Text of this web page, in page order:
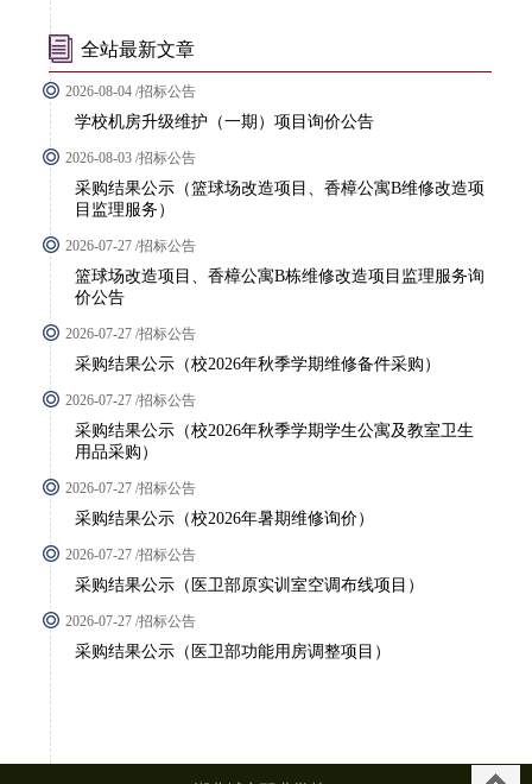
全站最新文章
2026-08-04 /招标公告
学校机房升级维护（一期）项目询价公告
2026-08-03 /招标公告
采购结果公示（篮球场改造项目、香樟公寓B维修改造项
目监理服务）
2026-07-27 /招标公告
篮球场改造项目、香樟公寓B栋维修改造项目监理服务询
价公告
2026-07-27 /招标公告
采购结果公示（校2026年秋季学期维修备件采购）
2026-07-27 /招标公告
采购结果公示（校2026年秋季学期学生公寓及教室卫生
用品采购）
2026-07-27 /招标公告
采购结果公示（校2026年暑期维修询价）
2026-07-27 /招标公告
采购结果公示（医卫部原实训室空调布线项目）
2026-07-27 /招标公告
采购结果公示（医卫部功能用房调整项目）